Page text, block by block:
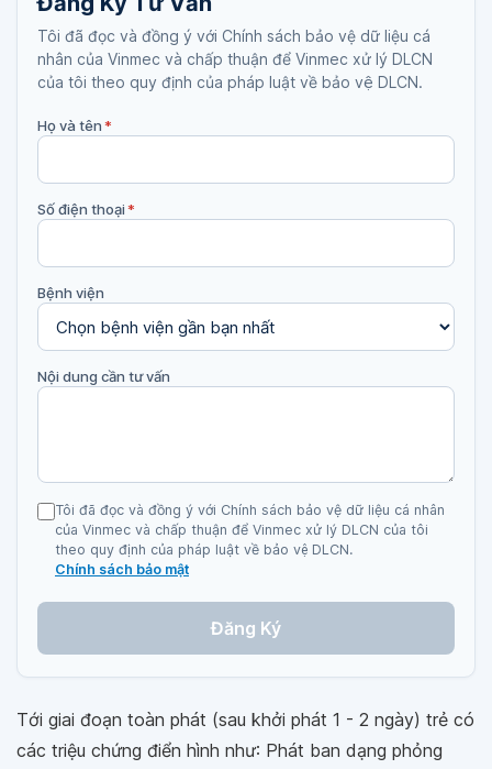
Tôi đã đọc và đồng ý với Chính sách bảo vệ dữ liệu cá
nhân của Vinmec và chấp thuận để Vinmec xử lý DLCN
của tôi theo quy định của pháp luật về bảo vệ DLCN.
Họ và tên*
Số điện thoại*
Bệnh viện
Nội dung cần tư vấn
Tôi đã đọc và đồng ý với Chính sách bảo vệ dữ liệu cá nhân
của Vinmec và chấp thuận để Vinmec xử lý DLCN của tôi
theo quy định của pháp luật về bảo vệ DLCN.
Chính sách bảo mật
Đăng Ký
Tới giai đoạn toàn phát (sau khởi phát 1 - 2 ngày) trẻ có
các triệu chứng điển hình như: Phát ban dạng phỏng